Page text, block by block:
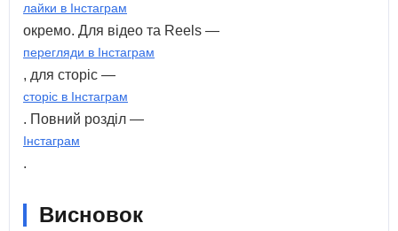
лайки в Інстаграм
окремо. Для відео та Reels —
перегляди в Інстаграм
, для сторіс —
сторіс в Інстаграм
. Повний розділ —
Інстаграм
.
Висновок